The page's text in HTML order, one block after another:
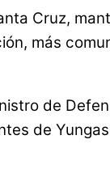
Cruz,
más
de
de